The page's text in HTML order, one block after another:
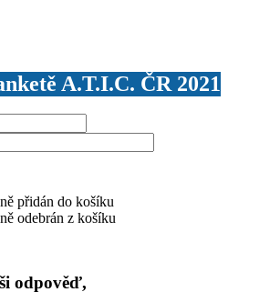
A.T.I.C. ČR 2021
přidán do košíku
odebrán z košíku
odpověď,